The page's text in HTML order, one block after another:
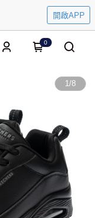
開啟APP
0
1/8